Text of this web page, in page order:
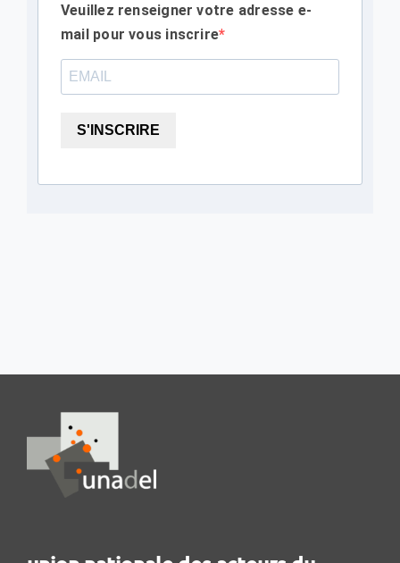
Veuillez renseigner votre adresse e-
mail pour vous inscrire
S'INSCRIRE